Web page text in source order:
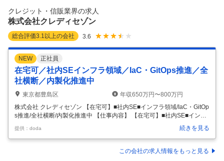
10h以内。ノルマはなくご自身のご都合に合わせてお休みを取ることが
できます。月の残業時間は10時間を超えないことを目
クレジット・信販業界の求人
株式会社クレディセゾン
総合評価3.1 以上の会社 3.6
NEW 正社員
在宅可／社内SEインフラ領域／IaC・GitOps推進／全
社横断／内製化推進中
東京都豊島区
年収650万円〜800万円
株式会社 クレディセゾン 【在宅可】■社内SE■インフラ領域/IaC・GitOp
s推進/全社横断/内製化推進中 【仕事内容】 【在宅可】■社内SE■インフ
ラ領域/IaC・GitOps推進/全社横断/内製化推進中 【具体的な仕事内容】
【リモート週2～3日／社内インフラ領域SEネットワーク・クラウド基盤
の設計構築→次世代のコーポレートIT基盤構築に挑戦！】 ■ポジション
について このポジションでは、社内で利用するネットワーク、クラウ
提供：doda 続きを見る
この会社の求人情報をもっと見る